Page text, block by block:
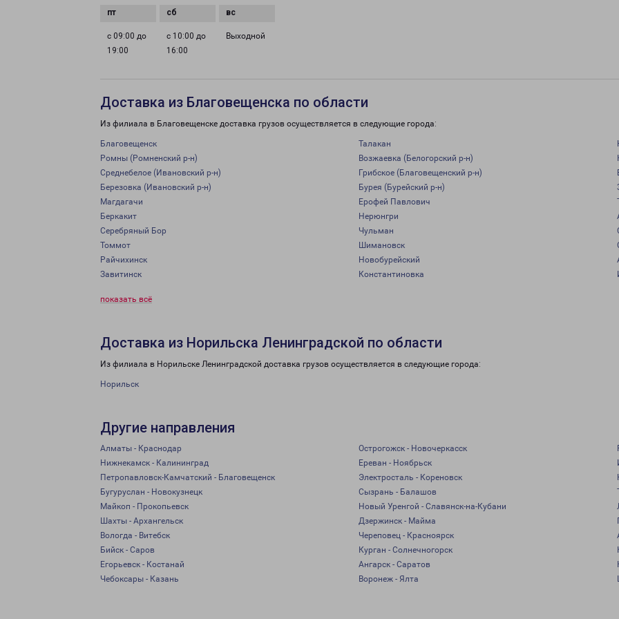
с 09:00 до
19:00
с 10:00 до
16:00
Выходной
Доставка из Благовещенска по области
Из филиала в Благовещенске доставка грузов осуществляется в следующие города:
Благовещенск Талакан
Ромны (Ромненский р-н)
Возжаевка (Белогорский р-н)
Среднебелое (Ивановский р-н)
Грибское (Благовещенский р-н)
Березовка (Ивановский р-н)
Бурея (Бурейский р-н)
Магдагачи
Ерофей Павлович
Беркакит
Нерюнгри
Серебряный Бор
Чульман
Томмот
Шимановск
Райчихинск
Новобурейский
Завитинск
Константиновка
показать всё
Доставка из Норильска Ленинградской по области
Из филиала в Норильске Ленинградской доставка грузов осуществляется в следующие города:
Норильск
Другие направления
Алматы - Краснодар Острогожск - Новочеркасск
Нижнекамск - Калининград
Ереван - Ноябрьск
Петропавловск-Камчатский - Благовещенск
Электросталь - Кореновск
Бугуруслан - Новокузнецк
Сызрань - Балашов
Майкоп - Прокопьевск
Новый Уренгой - Славянск-на-Кубани
Шахты - Архангельск
Дзержинск - Майма
Вологда - Витебск
Череповец - Красноярск
Бийск - Саров
Курган - Солнечногорск
Егорьевск - Костанай
Ангарск - Саратов
Чебоксары - Казань
Воронеж - Ялта